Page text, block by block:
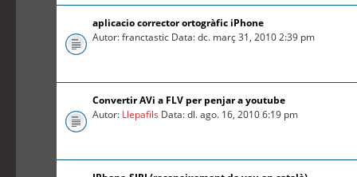
aplicacio corrector ortogràfic iPhone
Autor: franctastic Data: dc. març 31, 2010 2:39 pm
Convertir AVi a FLV per penjar a youtube
Autor: Llepafils Data: dl. ago. 16, 2010 6:19 pm